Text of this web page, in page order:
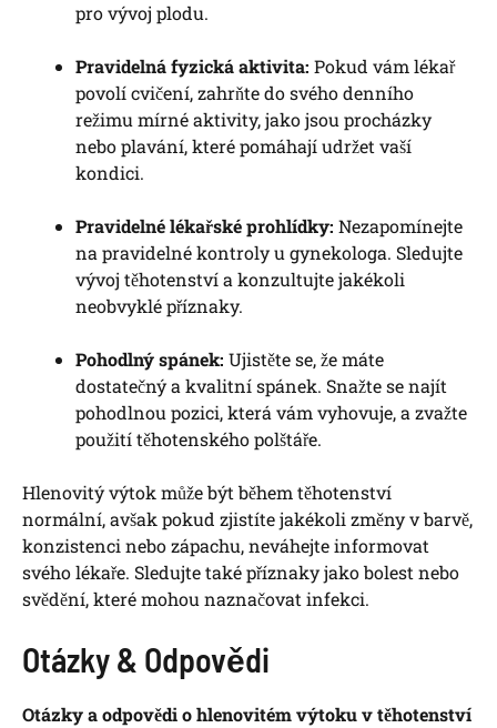
pro vývoj plodu.
Pravidelná fyzická aktivita: Pokud vám lékař
povolí cvičení, zahrňte do svého denního
režimu mírné aktivity, jako jsou procházky
nebo plavání, které pomáhají udržet vaší
kondici.
Pravidelné lékařské prohlídky: Nezapomínejte
na pravidelné kontroly u gynekologa. Sledujte
vývoj těhotenství a konzultujte jakékoli
neobvyklé příznaky.
Pohodlný spánek: Ujistěte se, že máte
dostatečný a kvalitní spánek. Snažte se najít
pohodlnou pozici, která vám vyhovuje, a zvažte
použití těhotenského polštáře.
Hlenovitý výtok může být během těhotenství
normální, avšak pokud zjistíte jakékoli změny v barvě,
konzistenci nebo zápachu, neváhejte informovat
svého lékaře. Sledujte také příznaky jako bolest nebo
svědění, které mohou naznačovat infekci.
Otázky & Odpovědi
Otázky a odpovědi o hlenovitém výtoku v těhotenství